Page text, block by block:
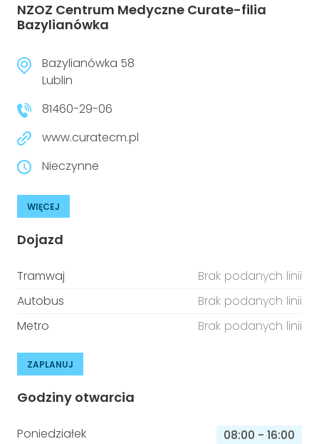
NZOZ Centrum Medyczne Curate-filia
Bazylianówka
Bazylianówka 58
Lublin
81460-29-06
www.curatecm.pl
Nieczynne
WIĘCEJ
Dojazd
Tramwaj
Brak podanych linii
Autobus
Brak podanych linii
Metro
Brak podanych linii
ZAPLANUJ
Godziny otwarcia
Poniedziałek 08:00 - 16:00